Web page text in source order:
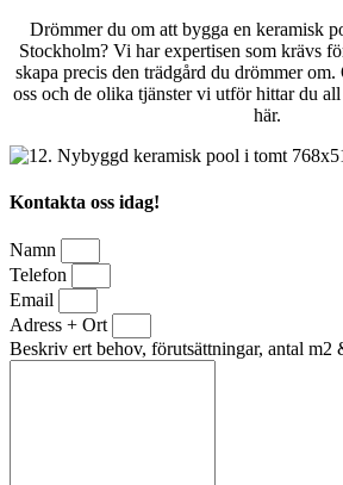
Drömmer du om att bygga en keramisk
Stockholm? Vi har expertisen som krävs
skapa precis den trädgård du drömmer
oss och de olika tjänster vi utför hittar du
här.
Kontakta oss idag!
Namn
Telefon
Email
Adress + Ort
Beskriv ert behov, förutsättningar, antal m2